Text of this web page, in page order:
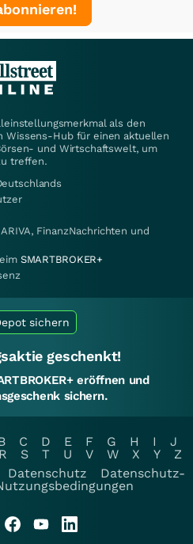
als den
Wissens-Hub für einen aktuellen
und Wirtschaftswelt, um
treffen.
FinanzNachrichten und
SMARTBROKER+
sichern
geschenkt!
eröffnen und
sichern.
C D E F G H I
J
R S T U V W X Y
Z
Datenschutz
Datenschutz-